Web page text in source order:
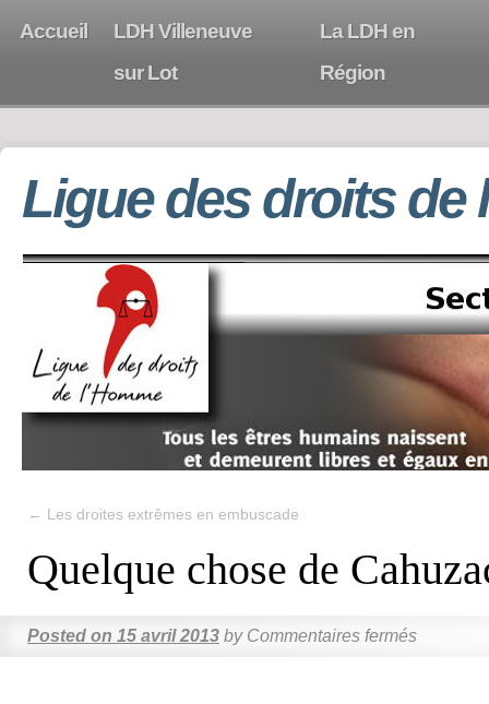
Accueil
LDH Villeneuve
sur Lot
La LDH en
Région
Ligue des droits de
← Les droites extrêmes en embuscade
Quelque chose de
Posted on 15 avril 2013 by Commentaires fermés